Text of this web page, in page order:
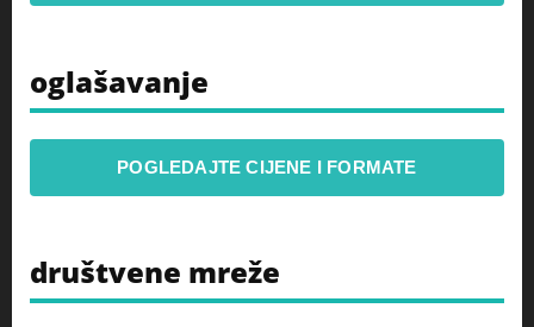
oglašavanje
POGLEDAJTE CIJENE I FORMATE
društvene mreže